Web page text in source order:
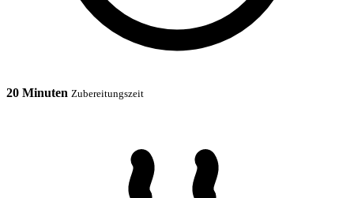
20 Minuten Zubereitungszeit